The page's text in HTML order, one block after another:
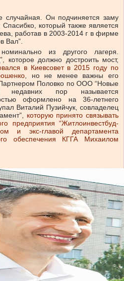
Он подчиняется заму
который также является
работав в 2003-2014 г в фирме
Вал”.
из другого лагеря.
которое должно достроить мост,
в Киевсовет в 2015 году по
, но не менее важны его
Половко по ООО “Новые
недавних пор называется
оформлено на 36-летнего
Виталий Пузийчук, совладелец
которую принято связывать
предприятия “Житлоинвестбуд-
и экс-главой департамента
обеспечения КГГА Михаилом